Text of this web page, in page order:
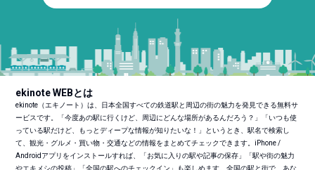
ekinote WEBとは
ekinote（エキノート）は、日本全国すべての鉄道駅と周辺の街の魅力を発見できる無料サ
ービスです。「今度あの駅に行くけど、周辺にどんな場所があるんだろう？」「いつも使
っている駅だけど、もっとディープな情報が知りたいな！」というとき、駅名で検索し
て、観光・グルメ・買い物・交通などの情報をまとめてチェックできます。iPhone /
Androidアプリをインストールすれば、「お気に入りの駅や記事の保存」「駅や街の魅力
やエキメシの投稿」「全国の駅へのチェックイン」も楽しめます。全国の駅と街で、あな